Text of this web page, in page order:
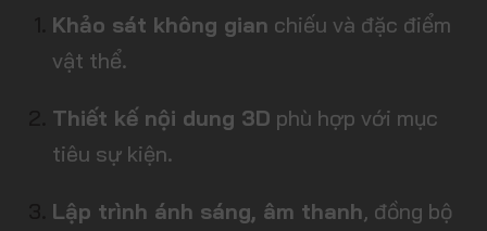
Khảo sát không gian chiếu và đặc điểm
vật thể.
Thiết kế nội dung 3D phù hợp với mục
tiêu sự kiện.
Lập trình ánh sáng, âm thanh, đồng bộ